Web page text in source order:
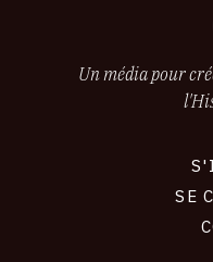
Un média pour
SE